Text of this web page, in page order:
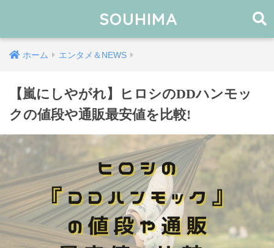
SOUHIMA
ホーム エンタメ＆NEWS
【嵐にしやがれ】ヒロシのDDハンモッ
クの値段や通販最安値を比較!